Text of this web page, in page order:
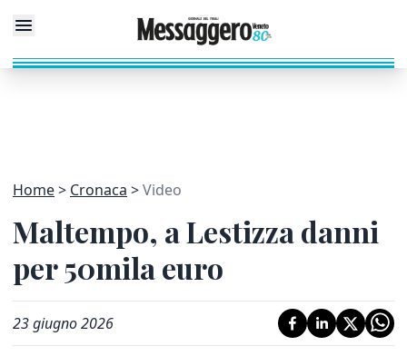
Home Cronaca Video
Maltempo, a Lestizza danni
per 50mila euro
23 giugno 2026